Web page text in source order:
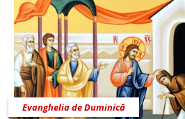
Evanghelia de Duminică